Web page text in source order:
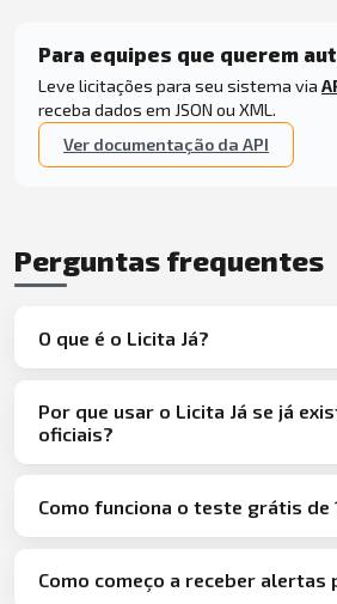
Para equipes que querem
Leve licitações para seu sistema via
receba dados em JSON ou XML.
Ver documentação da API
Perguntas frequentes
O que é o Licita Já?
Por que usar o Licita Já se já
oficiais?
Como funciona o teste grátis de
Como começo a receber alertas